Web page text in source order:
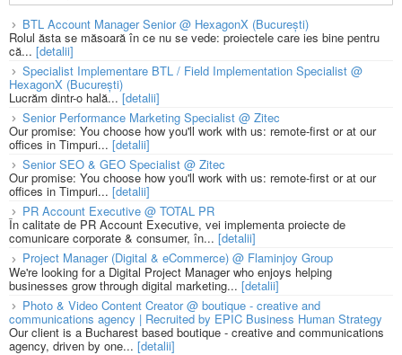
BTL Account Manager Senior @ HexagonX (București)
Rolul ăsta se măsoară în ce nu se vede: proiectele care ies bine pentru
că... [detalii]
Specialist Implementare BTL / Field Implementation Specialist @
HexagonX (București)
Lucrăm dintr-o hală... [detalii]
Senior Performance Marketing Specialist @ Zitec
Our promise: You choose how you'll work with us: remote-first or at our
offices in Timpuri... [detalii]
Senior SEO & GEO Specialist @ Zitec
Our promise: You choose how you'll work with us: remote-first or at our
offices in Timpuri... [detalii]
PR Account Executive @ TOTAL PR
În calitate de PR Account Executive, vei implementa proiecte de
comunicare corporate & consumer, în... [detalii]
Project Manager (Digital & eCommerce) @ Flaminjoy Group
We're looking for a Digital Project Manager who enjoys helping
businesses grow through digital marketing... [detalii]
Photo & Video Content Creator @ boutique - creative and
communications agency | Recruited by EPIC Business Human Strategy
Our client is a Bucharest based boutique - creative and communications
agency, driven by one... [detalii]